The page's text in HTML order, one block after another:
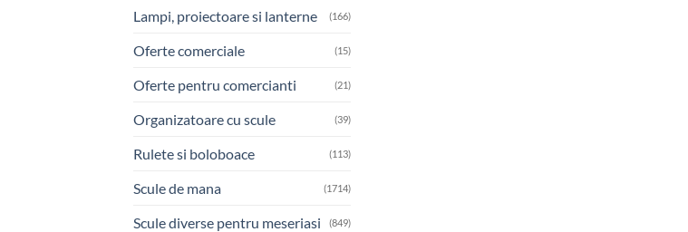
Lampi, proiectoare si lanterne (166)
Oferte comerciale (15)
Oferte pentru comercianti (21)
Organizatoare cu scule (39)
Rulete si boloboace (113)
Scule de mana (1714)
Scule diverse pentru meseriasi (849)